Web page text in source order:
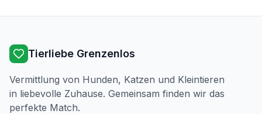
Tierliebe Grenzenlos
Vermittlung von Hunden, Katzen und Kleintieren
in liebevolle Zuhause. Gemeinsam finden wir das
perfekte Match.